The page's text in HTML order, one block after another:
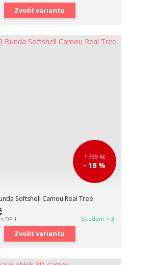
Zvolit variantu
1 799 Kč
- 18 %
Softshell Camou Real Tree
DPH Skladem > 3
Zvolit variantu